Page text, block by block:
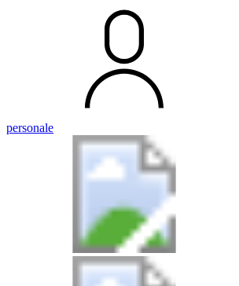
personale